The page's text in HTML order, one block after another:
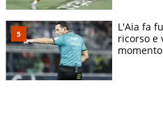
L'Aia fa
ricorso e